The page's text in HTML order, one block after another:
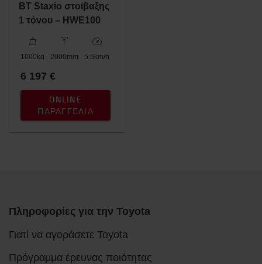
BT Staxio στοίβαξης
1 τόνου – HWE100
1000kg 2000mm 5.5km/h
6 197 €
ONLINE
ΠΑΡΑΓΓΕΛΊΑ
Πληροφορίες για την Toyota
Γιατί να αγοράσετε Toyota
Πρόγραμμα έρευνας ποιότητας